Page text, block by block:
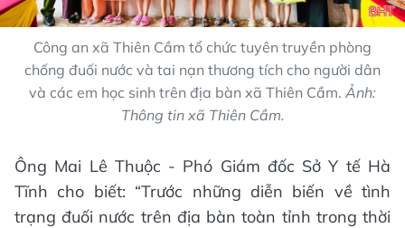
Công an xã Thiên Cầm tổ chức tuyên truyền phòng
chống đuối nước và tai nạn thương tích cho người dân
và các em học sinh trên địa bàn xã Thiên Cầm. Ảnh:
Thông tin xã Thiên Cầm.
Ông Mai Lê Thuộc - Phó Giám đốc Sở Y tế Hà
Tĩnh cho biết: “Trước những diễn biến về tình
trạng đuối nước trên địa bàn toàn tỉnh trong thời